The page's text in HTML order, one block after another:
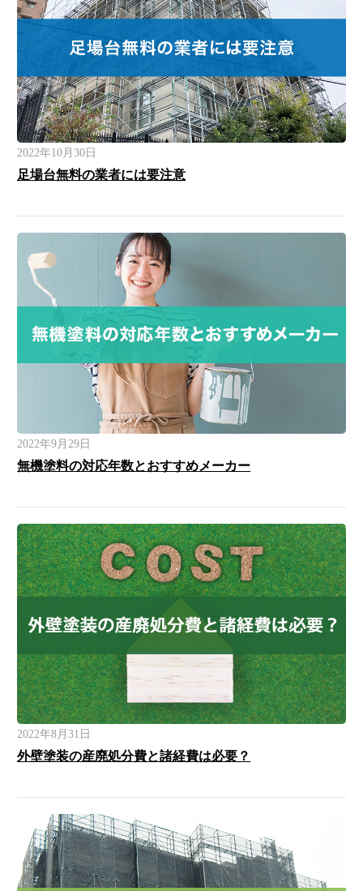
2022年10月30日
足場台無料の業者には要注意
2022年9月29日
無機塗料の対応年数とおすすめメーカー
2022年8月31日
外壁塗装の産廃処分費と諸経費は必要？